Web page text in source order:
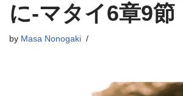
に-マタイ6章9節
by Masa Nonogaki